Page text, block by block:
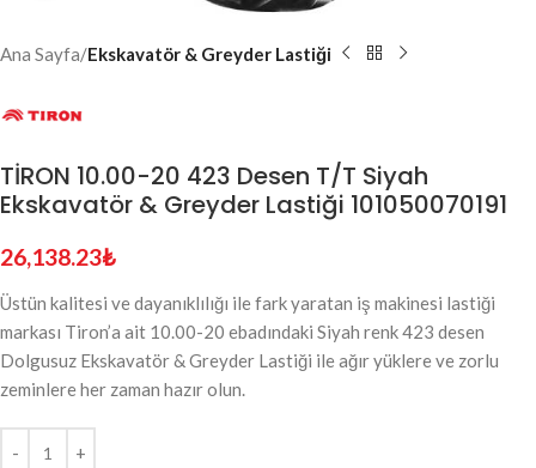
Ana Sayfa Ekskavatör & Greyder Lastiği
TİRON 10.00-20 423 Desen T/T Siyah
Ekskavatör & Greyder Lastiği 101050070191
26,138.23₺
Üstün kalitesi ve dayanıklılığı ile fark yaratan iş makinesi lastiği
markası Tiron’a ait 10.00-20 ebadındaki Siyah renk 423 desen
Dolgusuz Ekskavatör & Greyder Lastiği ile ağır yüklere ve zorlu
zeminlere her zaman hazır olun.